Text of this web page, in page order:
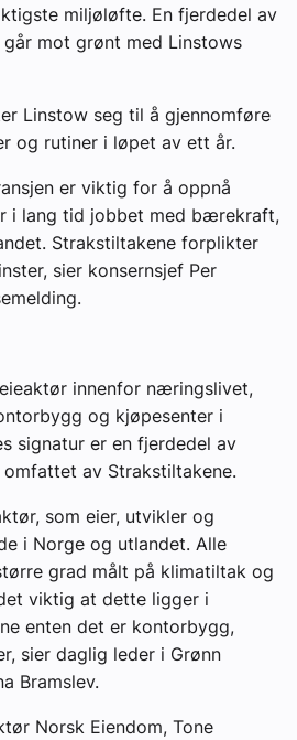
miljøløfte. En fjerdedel av
mot grønt med Linstows
Linstow seg til å gjennomføre
og rutiner i løpet av ett år.
er viktig for å oppnå
i lang tid jobbet med bærekraft,
Strakstiltakene forplikter
sier konsernsjef Per
innenfor næringslivet,
og kjøpesenter i
signatur er en fjerdedel av
av Strakstiltakene.
som eier, utvikler og
i Norge og utlandet. Alle
grad målt på klimatiltak og
viktig at dette ligger i
enten det er kontorbygg,
sier daglig leder i Grønn
Bramslev.
Norsk Eiendom, Tone